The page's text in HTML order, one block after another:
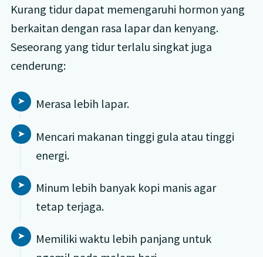
Kurang tidur dapat memengaruhi hormon yang
berkaitan dengan rasa lapar dan kenyang.
Seseorang yang tidur terlalu singkat juga
cenderung:
Merasa lebih lapar.
Mencari makanan tinggi gula atau tinggi
energi.
Minum lebih banyak kopi manis agar
tetap terjaga.
Memiliki waktu lebih panjang untuk